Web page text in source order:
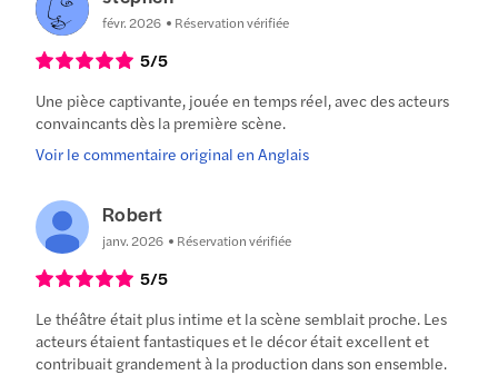
févr. 2026 Réservation vérifiée
5/5
Une pièce captivante, jouée en temps réel, avec des acteurs
convaincants dès la première scène.
Voir le commentaire original en Anglais
Robert
janv. 2026 Réservation vérifiée
5/5
Le théâtre était plus intime et la scène semblait proche. Les
acteurs étaient fantastiques et le décor était excellent et
contribuait grandement à la production dans son ensemble.